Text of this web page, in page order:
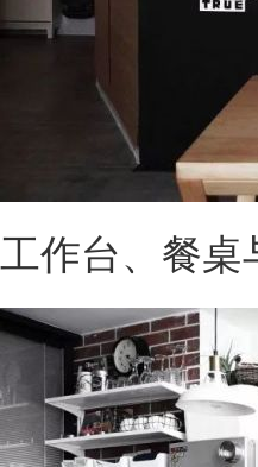
工作台、餐桌